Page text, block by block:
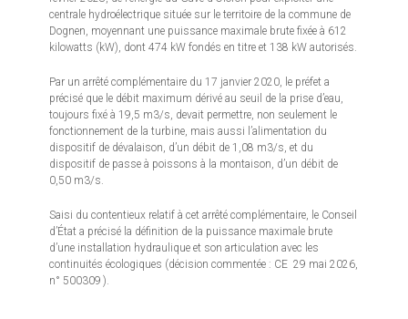
centrale hydroélectrique située sur le territoire de la commune de
Dognen, moyennant une puissance maximale brute fixée à 612
kilowatts (kW), dont 474 kW fondés en titre et 138 kW autorisés.
Par un arrêté complémentaire du 17 janvier 2020, le préfet a
précisé que le débit maximum dérivé au seuil de la prise d’eau,
toujours fixé à 19,5 m3/s, devait permettre, non seulement le
fonctionnement de la turbine, mais aussi l’alimentation du
dispositif de dévalaison, d’un débit de 1,08 m3/s, et du
dispositif de passe à poissons à la montaison, d’un débit de
0,50 m3/s.
Saisi du contentieux relatif à cet arrêté complémentaire, le Conseil
d’État a précisé la définition de la puissance maximale brute
d’une installation hydraulique et son articulation avec les
continuités écologiques (décision commentée : CE 29 mai 2026,
n° 500309 ).